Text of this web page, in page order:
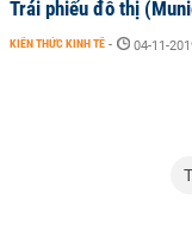
Trái phiếu đô thị
KIẾN THỨC KINH TẾ - 04-11-